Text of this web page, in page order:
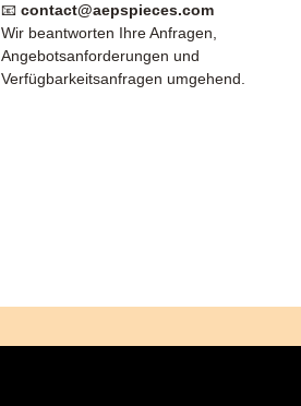
📧 contact@aepspieces.com
Wir beantworten Ihre Anfragen,
Angebotsanforderungen und
Verfügbarkeitsanfragen umgehend.